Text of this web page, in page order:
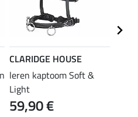
CLARIDGE HOUSE
leren kaptoom Soft &
Light
59,90 €